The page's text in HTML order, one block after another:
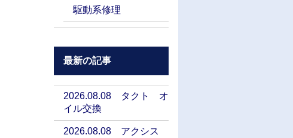
駆動系修理
最新の記事
2026.08.08 タクト オ
イル交換
2026.08.08 アクシス